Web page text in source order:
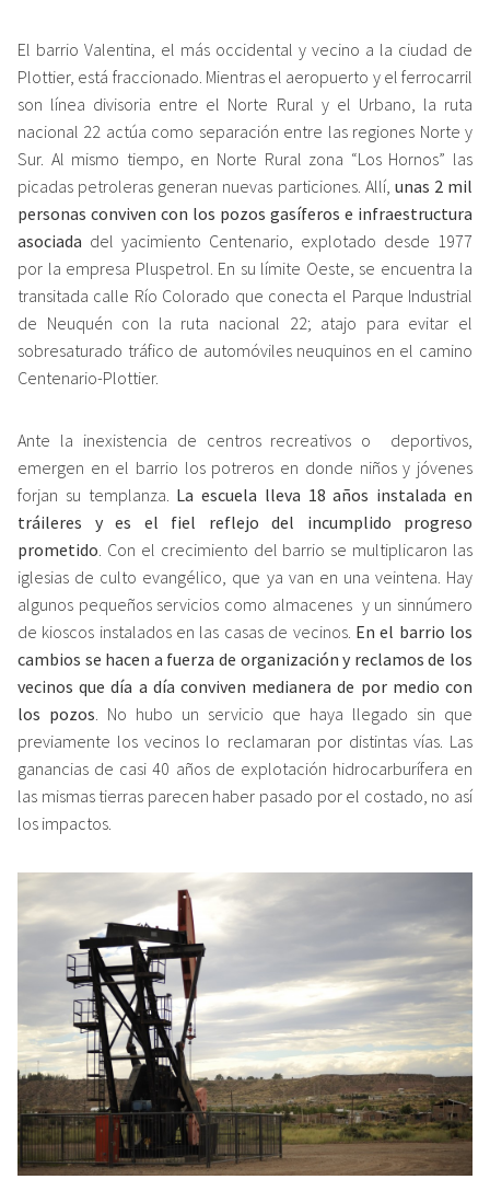
El barrio Valentina, el más occidental y vecino a la ciudad de
Plottier, está fraccionado. Mientras el aeropuerto y el ferrocarril
son línea divisoria entre el Norte Rural y el Urbano, la ruta
nacional 22 actúa como separación entre las regiones Norte y
Sur. Al mismo tiempo, en Norte Rural zona “Los Hornos” las
picadas petroleras generan nuevas particiones. Allí, unas 2 mil
personas conviven con los pozos gasíferos e infraestructura
asociada del yacimiento Centenario, explotado desde 1977
por la empresa Pluspetrol. En su límite Oeste, se encuentra la
transitada calle Río Colorado que conecta el Parque Industrial
de Neuquén con la ruta nacional 22; atajo para evitar el
sobresaturado tráfico de automóviles neuquinos en el camino
Centenario-Plottier.
Ante la inexistencia de centros recreativos o deportivos,
emergen en el barrio los potreros en donde niños y jóvenes
forjan su templanza. La escuela lleva 18 años instalada en
tráileres y es el fiel reflejo del incumplido progreso
prometido. Con el crecimiento del barrio se multiplicaron las
iglesias de culto evangélico, que ya van en una veintena. Hay
algunos pequeños servicios como almacenes y un sinnúmero
de kioscos instalados en las casas de vecinos. En el barrio los
cambios se hacen a fuerza de organización y reclamos de los
vecinos que día a día conviven medianera de por medio con
los pozos. No hubo un servicio que haya llegado sin que
previamente los vecinos lo reclamaran por distintas vías. Las
ganancias de casi 40 años de explotación hidrocarburífera en
las mismas tierras parecen haber pasado por el costado, no así
los impactos.